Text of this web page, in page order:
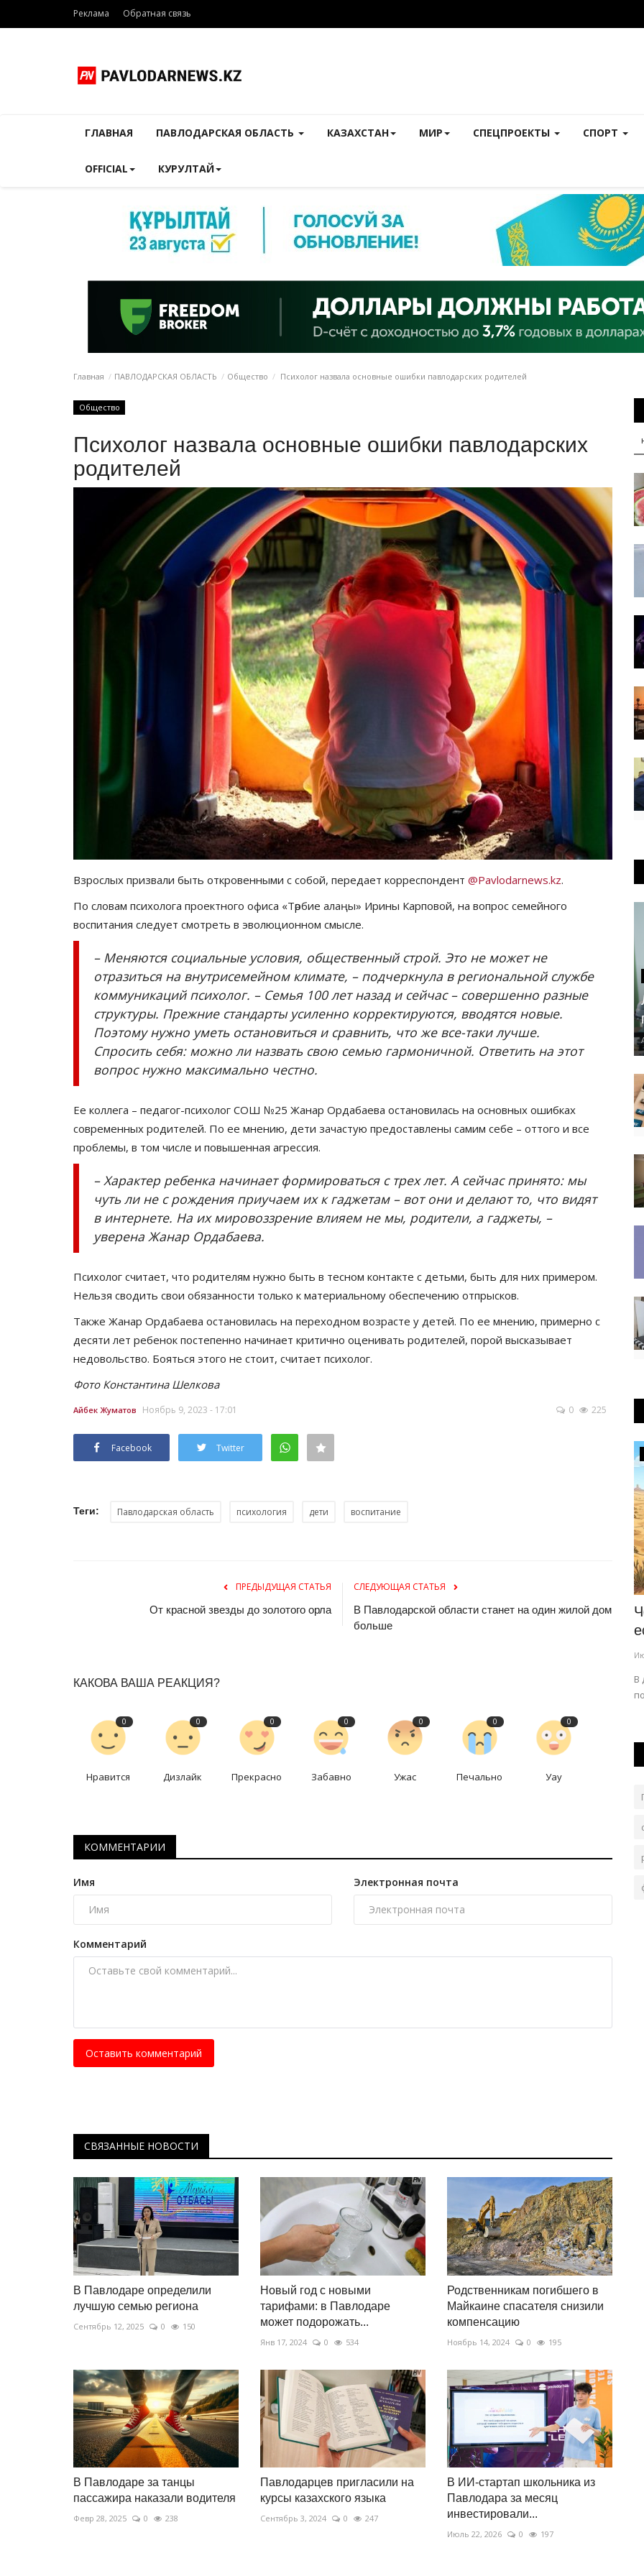
Реклама Обратная связь
ГЛАВНАЯ ПАВЛОДАРСКАЯ ОБЛАСТЬ КАЗАХСТАН МИР СПЕЦПРОЕКТЫ СПОРТ
OFFICIAL КУРУЛТАЙ
Главная ПАВЛОДАРСКАЯ ОБЛАСТЬ Общество Психолог назвала основные ошибки павлодарских родителей
Общество
Психолог назвала основные ошибки павлодарских
родителей
Взрослых призвали быть откровенными с собой, передает корреспондент @Pavlodarnews.kz.
По словам психолога проектного офиса «Тәрбие алаңы» Ирины Карповой, на вопрос семейного
воспитания следует смотреть в эволюционном смысле.
– Меняются социальные условия, общественный строй. Это не может не
отразиться на внутрисемейном климате, – подчеркнула в региональной службе
коммуникаций психолог. – Семья 100 лет назад и сейчас – совершенно разные
структуры. Прежние стандарты усиленно корректируются, вводятся новые.
Поэтому нужно уметь остановиться и сравнить, что же все-таки лучше.
Спросить себя: можно ли назвать свою семью гармоничной. Ответить на этот
вопрос нужно максимально честно.
Ее коллега – педагог-психолог СОШ №25 Жанар Ордабаева остановилась на основных ошибках
современных родителей. По ее мнению, дети зачастую предоставлены самим себе – оттого и все
проблемы, в том числе и повышенная агрессия.
– Характер ребенка начинает формироваться с трех лет. А сейчас принято: мы
чуть ли не с рождения приучаем их к гаджетам – вот они и делают то, что видят
в интернете. На их мировоззрение влияем не мы, родители, а гаджеты, –
уверена Жанар Ордабаева.
Психолог считает, что родителям нужно быть в тесном контакте с детьми, быть для них примером.
Нельзя сводить свои обязанности только к материальному обеспечению отпрысков.
Также Жанар Ордабаева остановилась на переходном возрасте у детей. По ее мнению, примерно с
десяти лет ребенок постепенно начинает критично оценивать родителей, порой высказывает
недовольство. Бояться этого не стоит, считает психолог.
Фото Константина Шелкова
Айбек Жуматов Ноябрь 9, 2023 - 17:01 0 225
Facebook Twitter
Теги: Павлодарская область психология дети воспитание
ПРЕДЫДУЩАЯ СТАТЬЯ
От красной звезды до золотого орла
СЛЕДУЮЩАЯ СТАТЬЯ
В Павлодарской области станет на один жилой дом
больше
КАКОВА ВАША РЕАКЦИЯ?
0
Нравится
0
Дизлайк
0
Прекрасно
0
Забавно
0
Ужас
0
Печально
0
Уау
КОММЕНТАРИИ
Имя Электронная почта
Комментарий
Оставить комментарий
СВЯЗАННЫЕ НОВОСТИ
В Павлодаре определили
лучшую семью региона
Сентябрь 12, 2025 0 150
Новый год с новыми
тарифами: в Павлодаре
может подорожать...
Янв 17, 2024 0 534
Родственникам погибшего в
Майкаине спасателя снизили
компенсацию
Ноябрь 14, 2024 0 195
В Павлодаре за танцы
пассажира наказали водителя
Февр 28, 2025 0 238
Павлодарцев пригласили на
курсы казахского языка
Сентябрь 3, 2024 0 247
В ИИ-стартап школьника из
Павлодара за месяц
инвестировали...
Июль 22, 2026 0 197
История одного путешествия
История одного путешествия: остров
Самая южная точка Поднебесной.
Что происходит в «Иртыше»?
В